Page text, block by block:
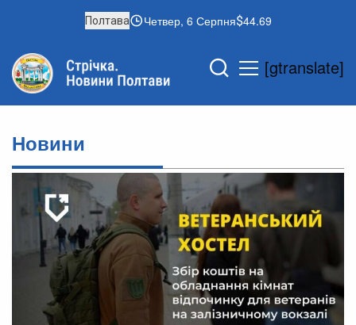
Полтава Четвер, 6 Серпня 44.69
[gtranslate]
Новини